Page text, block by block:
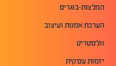
המלצות-בוגרים
הערכת אמנות ועיצוב
וולסטריט
יזמות עסקית